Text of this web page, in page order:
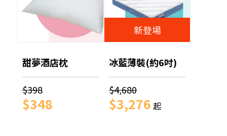
甜夢酒店枕
$398
$348
新登場
冰藍薄裝(約6吋)
$4,680
$3,276 起